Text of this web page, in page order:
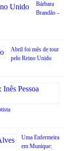
Bárbara
Brandão –
Abril foi mês de tour
pelo Reino Unido
Uma Enfermeira
em Munique: